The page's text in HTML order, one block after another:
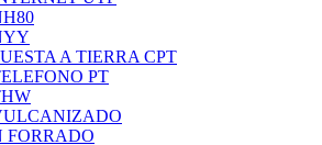
A TIERRA CPT
PT
FORRADO